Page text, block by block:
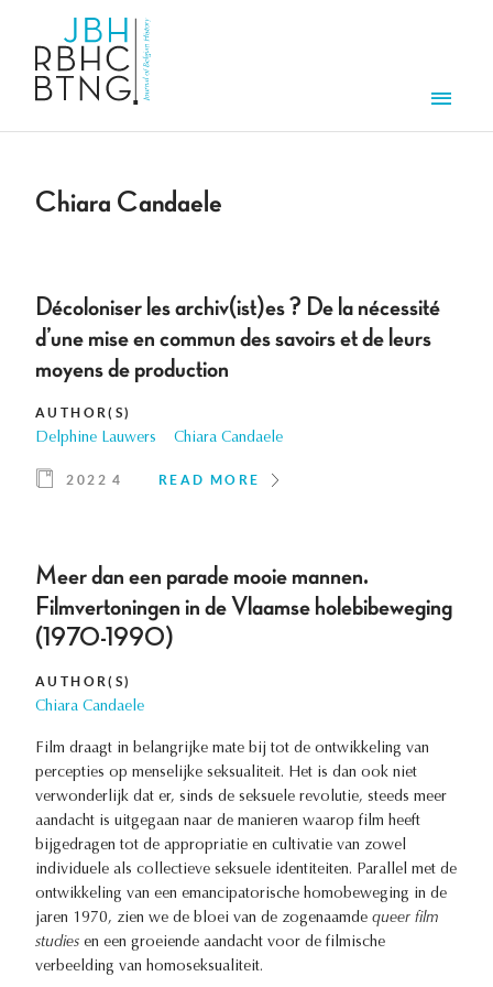
Chiara Candaele
Décoloniser les archiv(ist)es ? De la nécessité
d’une mise en commun des savoirs et de leurs
moyens de production
AUTHOR(S)
Delphine Lauwers Chiara Candaele
2022 4 READ MORE
Meer dan een parade mooie mannen.
Filmvertoningen in de Vlaamse holebibeweging
(1970-1990)
AUTHOR(S)
Chiara Candaele
Film draagt in belangrijke mate bij tot de ontwikkeling van
percepties op menselijke seksualiteit. Het is dan ook niet
verwonderlijk dat er, sinds de seksuele revolutie, steeds meer
aandacht is uitgegaan naar de manieren waarop film heeft
bijgedragen tot de appropriatie en cultivatie van zowel
individuele als collectieve seksuele identiteiten. Parallel met de
ontwikkeling van een emancipatorische homobeweging in de
jaren 1970, zien we de bloei van de zogenaamde queer film
studies en een groeiende aandacht voor de filmische
verbeelding van homoseksualiteit.